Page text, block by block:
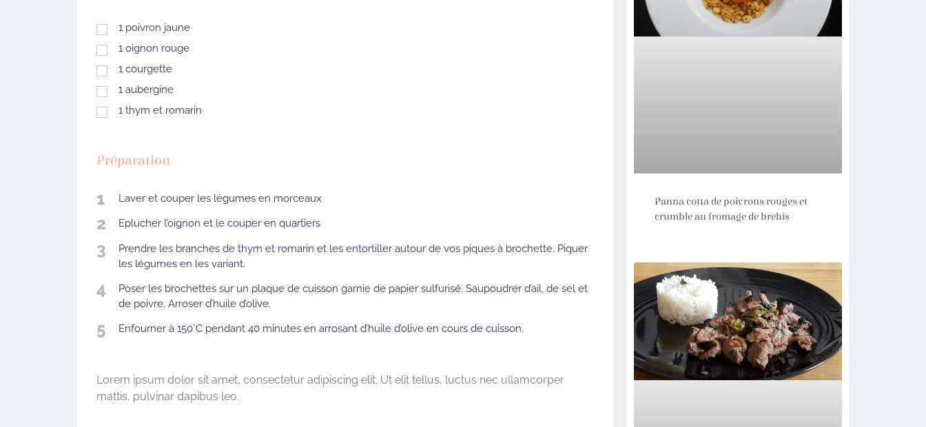
1 poivron jaune
1 oignon rouge
1 courgette
1 aubergine
1 thym et romarin
Préparation
1 Laver et couper les légumes en morceaux
2 Eplucher l’oignon et le couper en quartiers
3
Prendre les branches de thym et romarin et les entortiller autour de vos piques à brochette. Piquer
les légumes en les variant.
4
Poser les brochettes sur un plaque de cuisson garnie de papier sulfurisé. Saupoudrer d’ail, de sel et
de poivre. Arroser d’huile d’olive.
5 Enfourner à 150°C pendant 40 minutes en arrosant d’huile d’olive en cours de cuisson.
Lorem ipsum dolor sit amet, consectetur adipiscing elit. Ut elit tellus, luctus nec ullamcorper
mattis, pulvinar dapibus leo.
Panna cotta de poivrons rouges et
crumble au fromage de brebis